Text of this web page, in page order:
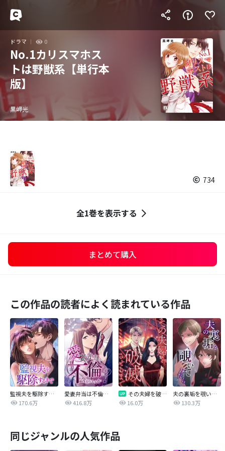
ドラマ 0
No.1カリスマホス
トは野獣系【単行本
版】
黒岬光
734
全1巻を表示する
まとめて購入
この作品の読者によく読まれている作品
監視夫を駆除するまで
170.6万
愛妻弁当は不倫に含まれますか？
416.8万
その夫婦を破滅させるまで
16.0万
夫の裏垢を覗いてみたら
130.3万
同じジャンルの人気作品